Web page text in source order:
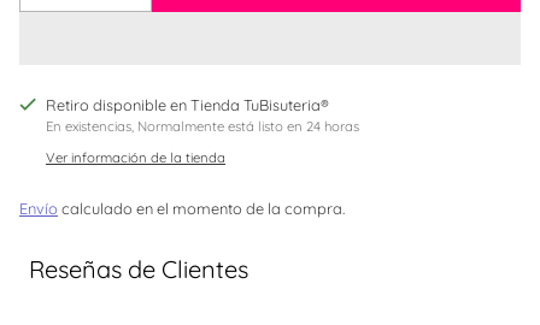
Retiro disponible en Tienda TuBisuteria®
En existencias, Normalmente está listo en 24 horas
Ver información de la tienda
Envío calculado en el momento de la compra.
Reseñas de Clientes